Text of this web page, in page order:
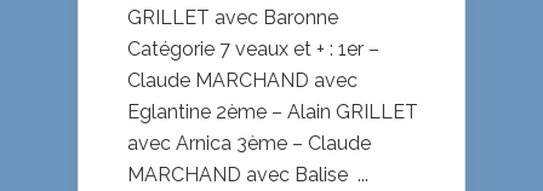
GRILLET avec Baronne
Catégorie 7 veaux et + : 1er –
Claude MARCHAND avec
Eglantine 2ème – Alain GRILLET
avec Arnica 3ème – Claude
MARCHAND avec Balise ...